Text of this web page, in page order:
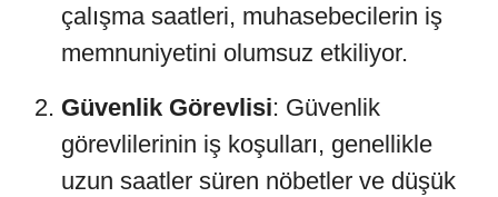
çalışma saatleri, muhasebecilerin iş
memnuniyetini olumsuz etkiliyor.
Güvenlik Görevlisi: Güvenlik
görevlilerinin iş koşulları, genellikle
uzun saatler süren nöbetler ve düşük